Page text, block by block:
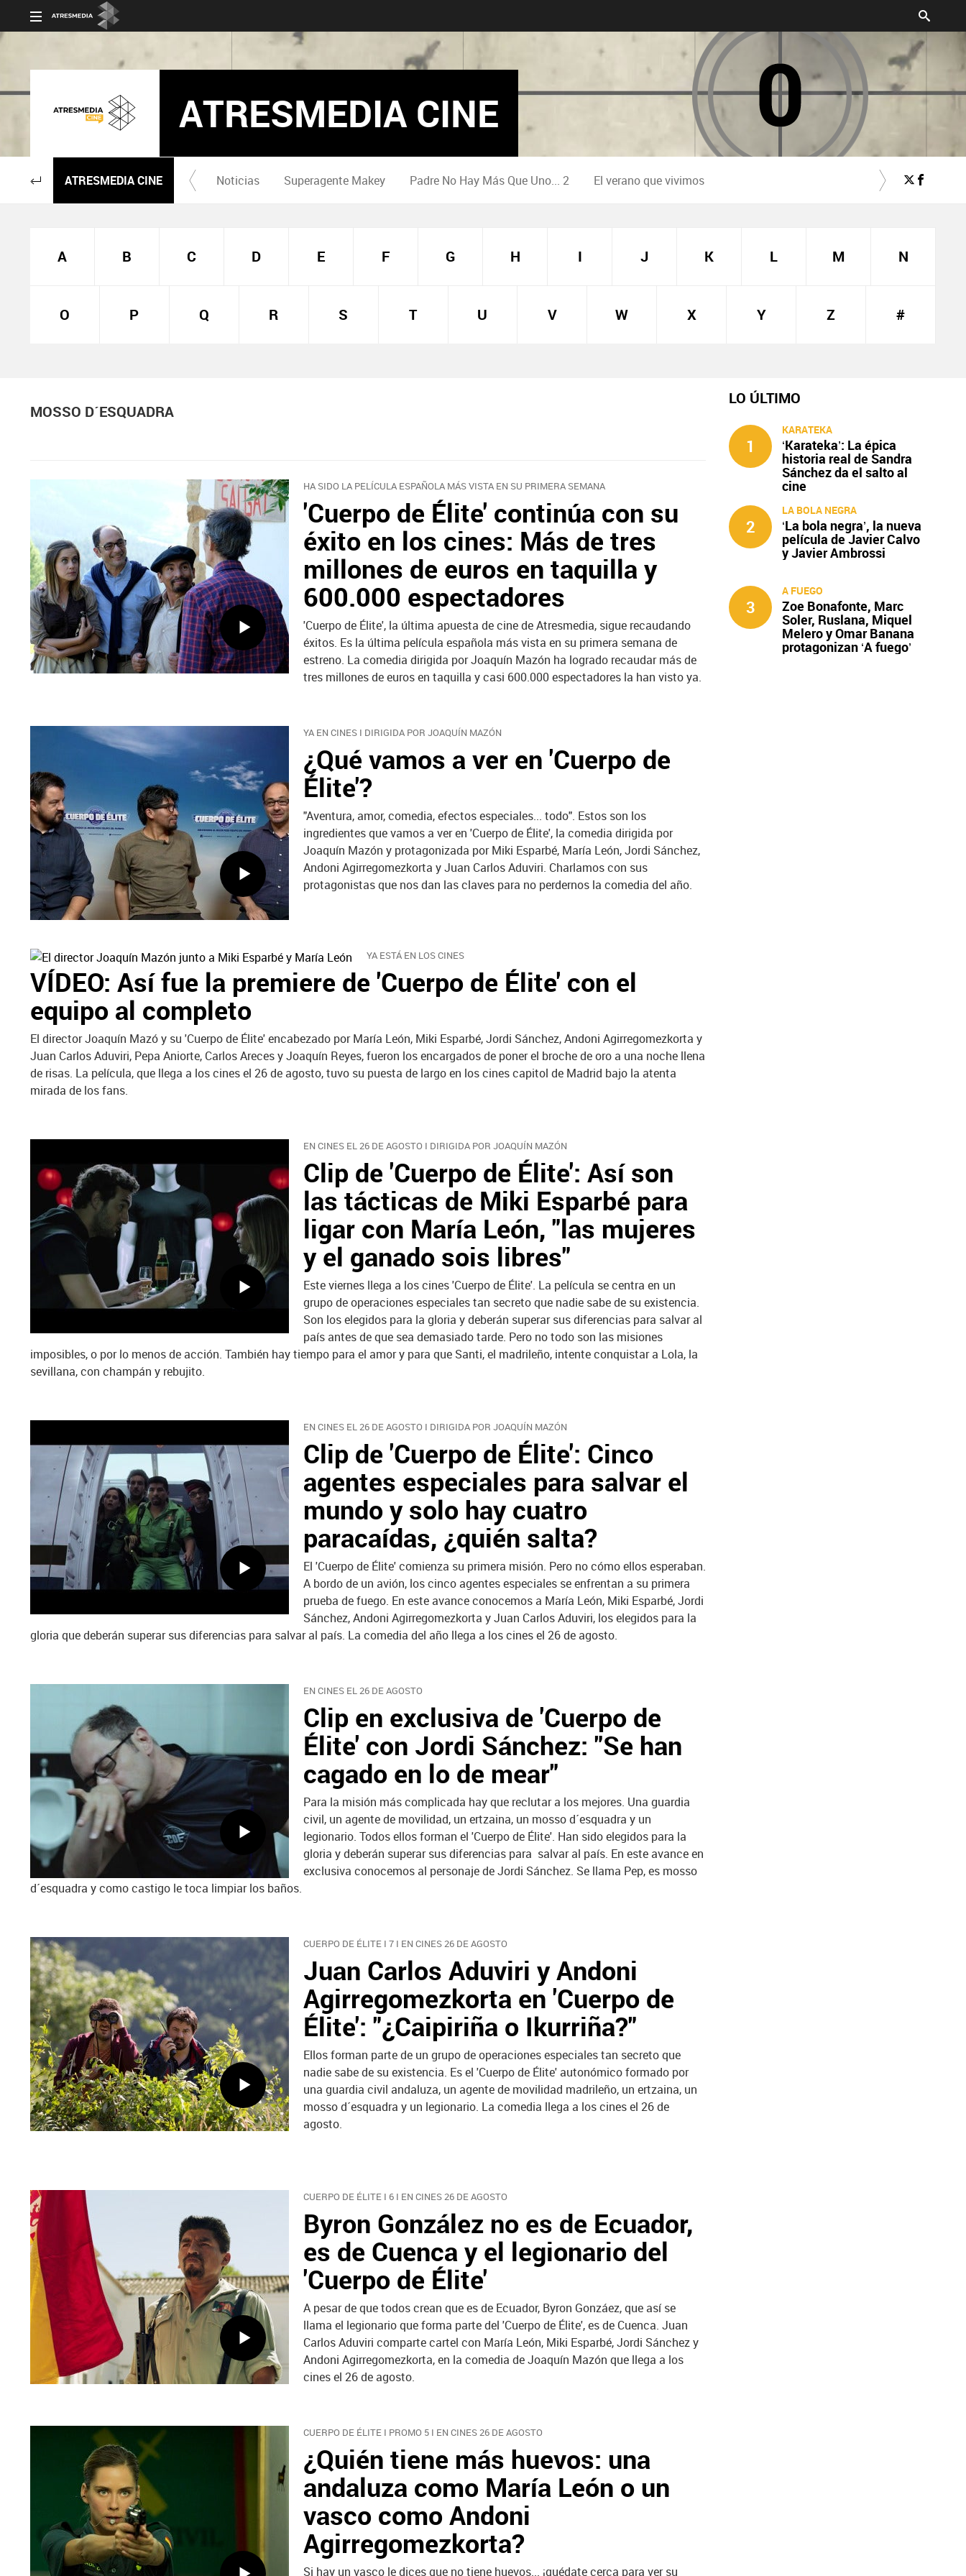
ATRESMEDIA CINE
ATRESMEDIA CINE Noticias Superagente Makey Padre No Hay Más Que Uno... 2 El verano que vivimos
A B C D E F G H I J K L M N
O P Q R S T U V W X Y Z #
MOSSO D´ESQUADRA
HA SIDO LA PELÍCULA ESPAÑOLA MÁS VISTA EN SU PRIMERA SEMANA
'Cuerpo de Élite' continúa con su
éxito en los cines: Más de tres
millones de euros en taquilla y
600.000 espectadores
'Cuerpo de Élite', la última apuesta de cine de Atresmedia, sigue recaudando
éxitos. Es la última película española más vista en su primera semana de
estreno. La comedia dirigida por Joaquín Mazón ha logrado recaudar más de
tres millones de euros en taquilla y casi 600.000 espectadores la han visto ya.
YA EN CINES I DIRIGIDA POR JOAQUÍN MAZÓN
¿Qué vamos a ver en 'Cuerpo de
Élite'?
"Aventura, amor, comedia, efectos especiales... todo". Estos son los
ingredientes que vamos a ver en 'Cuerpo de Élite', la comedia dirigida por
Joaquín Mazón y protagonizada por Miki Esparbé, María León, Jordi Sánchez,
Andoni Agirregomezkorta y Juan Carlos Aduviri. Charlamos con sus
protagonistas que nos dan las claves para no perdernos la comedia del año.
YA ESTÁ EN LOS CINES
VÍDEO: Así fue la premiere de 'Cuerpo de Élite' con el
equipo al completo
El director Joaquín Mazó y su 'Cuerpo de Élite' encabezado por María León, Miki Esparbé, Jordi Sánchez, Andoni Agirregomezkorta y
Juan Carlos Aduviri, Pepa Aniorte, Carlos Areces y Joaquín Reyes, fueron los encargados de poner el broche de oro a una noche llena
de risas. La película, que llega a los cines el 26 de agosto, tuvo su puesta de largo en los cines capitol de Madrid bajo la atenta
mirada de los fans.
EN CINES EL 26 DE AGOSTO I DIRIGIDA POR JOAQUÍN MAZÓN
Clip de 'Cuerpo de Élite': Así son
las tácticas de Miki Esparbé para
ligar con María León, "las mujeres
y el ganado sois libres"
Este viernes llega a los cines 'Cuerpo de Élite'. La película se centra en un
grupo de operaciones especiales tan secreto que nadie sabe de su existencia.
Son los elegidos para la gloria y deberán superar sus diferencias para salvar al
país antes de que sea demasiado tarde. Pero no todo son las misiones
imposibles, o por lo menos de acción. También hay tiempo para el amor y para que Santi, el madrileño, intente conquistar a Lola, la
sevillana, con champán y rebujito.
EN CINES EL 26 DE AGOSTO I DIRIGIDA POR JOAQUÍN MAZÓN
Clip de 'Cuerpo de Élite': Cinco
agentes especiales para salvar el
mundo y solo hay cuatro
paracaídas, ¿quién salta?
El 'Cuerpo de Élite' comienza su primera misión. Pero no cómo ellos esperaban.
A bordo de un avión, los cinco agentes especiales se enfrentan a su primera
prueba de fuego. En este avance conocemos a María León, Miki Esparbé, Jordi
Sánchez, Andoni Agirregomezkorta y Juan Carlos Aduviri, los elegidos para la
gloria que deberán superar sus diferencias para salvar al país. La comedia del año llega a los cines el 26 de agosto.
EN CINES EL 26 DE AGOSTO
Clip en exclusiva de 'Cuerpo de
Élite' con Jordi Sánchez: "Se han
cagado en lo de mear"
Para la misión más complicada hay que reclutar a los mejores. Una guardia
civil, un agente de movilidad, un ertzaina, un mosso d´esquadra y un
legionario. Todos ellos forman el 'Cuerpo de Élite'. Han sido elegidos para la
gloria y deberán superar sus diferencias para salvar al país. En este avance en
exclusiva conocemos al personaje de Jordi Sánchez. Se llama Pep, es mosso
d´esquadra y como castigo le toca limpiar los baños.
CUERPO DE ÉLITE I 7 I EN CINES 26 DE AGOSTO
Juan Carlos Aduviri y Andoni
Agirregomezkorta en 'Cuerpo de
Élite': "¿Caipiriña o Ikurriña?"
Ellos forman parte de un grupo de operaciones especiales tan secreto que
nadie sabe de su existencia. Es el 'Cuerpo de Élite' autonómico formado por
una guardia civil andaluza, un agente de movilidad madrileño, un ertzaina, un
mosso d´esquadra y un legionario. La comedia llega a los cines el 26 de
agosto.
CUERPO DE ÉLITE I 6 I EN CINES 26 DE AGOSTO
Byron González no es de Ecuador,
es de Cuenca y el legionario del
'Cuerpo de Élite'
A pesar de que todos crean que es de Ecuador, Byron Gonzáez, que así se
llama el legionario que forma parte del 'Cuerpo de Élite', es de Cuenca. Juan
Carlos Aduviri comparte cartel con María León, Miki Esparbé, Jordi Sánchez y
Andoni Agirregomezkorta, en la comedia de Joaquín Mazón que llega a los
cines el 26 de agosto.
CUERPO DE ÉLITE I PROMO 5 I EN CINES 26 DE AGOSTO
¿Quién tiene más huevos: una
andaluza como María León o un
vasco como Andoni
Agirregomezkorta?
Si hay un vasco le dices que no tiene huevos... ¡quédate cerca para ver su
LO ÚLTIMO
1
KARATEKA
‘Karateka’: La épica
historia real de Sandra
Sánchez da el salto al
cine
2
LA BOLA NEGRA
‘La bola negra’, la nueva
película de Javier Calvo
y Javier Ambrossi
3
A FUEGO
Zoe Bonafonte, Marc
Soler, Ruslana, Miquel
Melero y Omar Banana
protagonizan ‘A fuego’